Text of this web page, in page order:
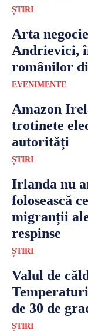
ȘTIRI
Arta
Andrievici,
românilor
EVENIMENTE
Amazon
trotinete
autorități
ȘTIRI
Irlanda nu
folosească
migranții
respinse
ȘTIRI
Valul de
de 30 de
ȘTIRI